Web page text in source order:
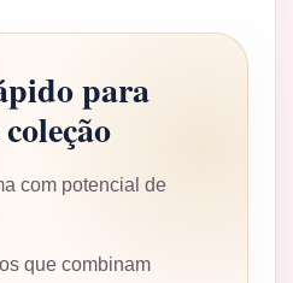
para
com potencial de
que combinam